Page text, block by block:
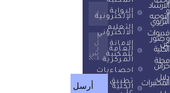
الارشاد
و
التوجيه
التربوي
فديوات
و صور
عن
الكلية
مجلة
خزائن
دليل
المختبرات
البوابة
الإلكترونية
التعليم
الالكتروني
الامانة
العامة
للمكتبة
المركزية
احصاءيات
تطبيق
الكلية
على
أرسل